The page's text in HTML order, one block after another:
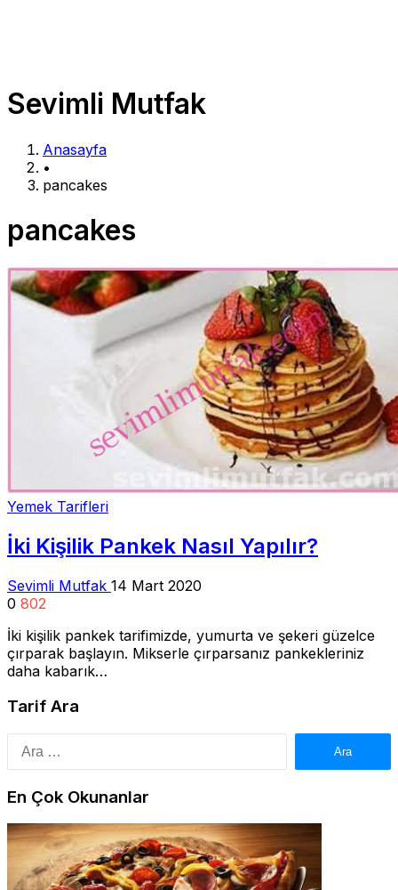
Sevimli Mutfak
Anasayfa
•
pancakes
pancakes
Yemek Tarifleri
İki Kişilik Pankek Nasıl Yapılır?
Sevimli Mutfak 14 Mart 2020
0 802
İki kişilik pankek tarifimizde, yumurta ve şekeri güzelce
çırparak başlayın. Mikserle çırparsanız pankekleriniz
daha kabarık…
Tarif Ara
En Çok Okunanlar